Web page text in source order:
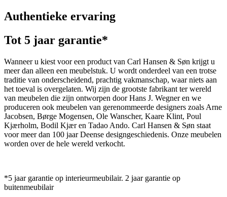
Authentieke ervaring
Tot 5 jaar garantie*
Wanneer u kiest voor een product van Carl Hansen & Søn krijgt u
meer dan alleen een meubelstuk. U wordt onderdeel van een trotse
traditie van onderscheidend, prachtig vakmanschap, waar niets aan
het toeval is overgelaten. Wij zijn de grootste fabrikant ter wereld
van meubelen die zijn ontworpen door Hans J. Wegner en we
produceren ook meubelen van gerenommeerde designers zoals Arne
Jacobsen, Børge Mogensen, Ole Wanscher, Kaare Klint, Poul
Kjærholm, Bodil Kjær en Tadao Ando. Carl Hansen & Søn staat
voor meer dan 100 jaar Deense designgeschiedenis. Onze meubelen
worden over de hele wereld verkocht.
*5 jaar garantie op interieurmeubilair. 2 jaar garantie op
buitenmeubilair